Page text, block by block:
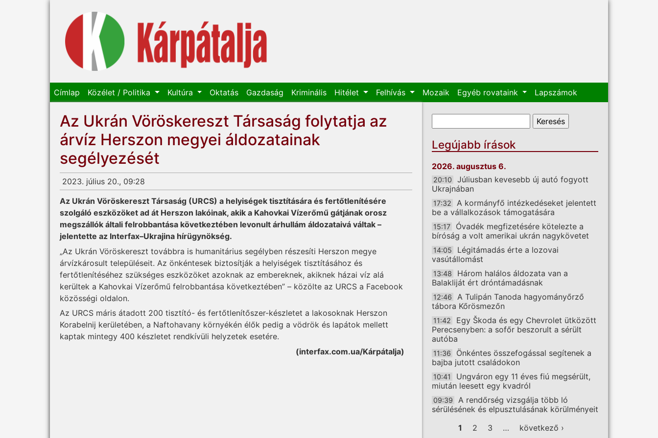
Címlap Közélet / Politika Kultúra Oktatás Gazdaság Kriminális Hitélet Felhívás Mozaik Egyéb rovataink Lapszámok
Az Ukrán Vöröskereszt Társaság folytatja az
árvíz Herszon megyei áldozatainak
segélyezését
2023. július 20., 09:28
Az Ukrán Vöröskereszt Társaság (URCS) a helyiségek tisztítására és fertőtlenítésére
szolgáló eszközöket ad át Herszon lakóinak, akik a Kahovkai Vízerőmű gátjának orosz
megszállók általi felrobbantása következtében levonult árhullám áldozataivá váltak –
jelentette az Interfax–Ukrajina hírügynökség.
„Az Ukrán Vöröskereszt továbbra is humanitárius segélyben részesíti Herszon megye
árvízkárosult településeit. Az önkéntesek biztosítják a helyiségek tisztításához és
fertőtlenítéséhez szükséges eszközöket azoknak az embereknek, akiknek házai víz alá
kerültek a Kahovkai Vízerőmű felrobbantása következtében” – közölte az URCS a Facebook
közösségi oldalon.
Az URCS máris átadott 200 tisztító- és fertőtlenítőszer-készletet a lakosoknak Herszon
Korabelnij kerületében, a Naftohavany környékén élők pedig a vödrök és lapátok mellett
kaptak mintegy 400 készletet rendkívüli helyzetek esetére.
(interfax.com.ua/Kárpátalja)
Keresés űrlap
Legújabb írások
2026. augusztus 6.
20:10
Júliusban kevesebb új autó fogyott
Ukrajnában
17:32
A kormányfő intézkedéseket jelentett
be a vállalkozások támogatására
15:17
Óvadék megfizetésére kötelezte a
bíróság a volt amerikai ukrán nagykövetet
14:05
Légitámadás érte a lozovai
vasútállomást
13:48
Három halálos áldozata van a
Balakliját ért dróntámadásnak
12:46
A Tulipán Tanoda hagyományőrző
tábora Kőrösmezőn
11:42
Egy Škoda és egy Chevrolet ütközött
Perecsenyben: a sofőr beszorult a sérült
autóba
11:36
Önkéntes összefogással segítenek a
bajba jutott családokon
10:41
Ungváron egy 11 éves fiú megsérült,
miután leesett egy kvadról
09:39
A rendőrség vizsgálja több ló
sérülésének és elpusztulásának körülményeit
Oldalak
1 2 3 … következő ›